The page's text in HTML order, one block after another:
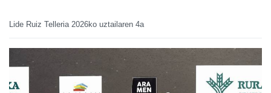
Lide Ruiz Telleria 2026ko uztailaren 4a